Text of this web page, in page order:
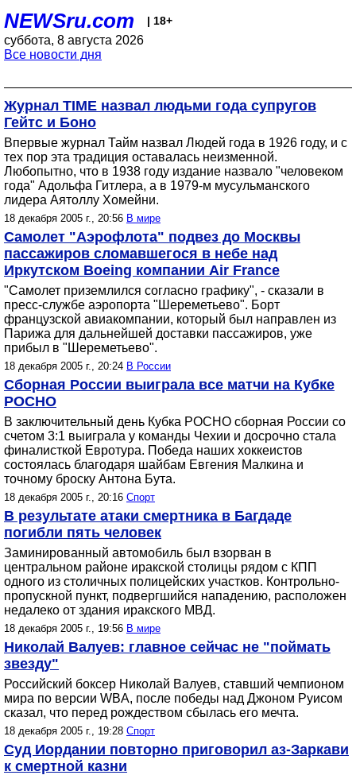
NEWSru.com | 18+
суббота, 8 августа 2026
Все новости дня
Журнал TIME назвал людьми года супругов
Гейтс и Боно
Впервые журнал Тайм назвал Людей года в 1926 году, и с
тех пор эта традиция оставалась неизменной.
Любопытно, что в 1938 году издание назвало "человеком
года" Адольфа Гитлера, а в 1979-м мусульманского
лидера Аятоллу Хомейни.
18 декабря 2005 г., 20:56 В мире
Самолет "Аэрофлота" подвез до Москвы
пассажиров сломавшегося в небе над
Иркутском Boeing компании Air France
"Самолет приземлился согласно графику", - сказали в
пресс-службе аэропорта "Шереметьево". Борт
французской авиакомпании, который был направлен из
Парижа для дальнейшей доставки пассажиров, уже
прибыл в "Шереметьево".
18 декабря 2005 г., 20:24 В России
Сборная России выиграла все матчи на Кубке
РОСНО
В заключительный день Кубка РОСНО сборная России со
счетом 3:1 выиграла у команды Чехии и досрочно стала
финалисткой Евротура. Победа наших хоккеистов
состоялась благодаря шайбам Евгения Малкина и
точному броску Антона Бута.
18 декабря 2005 г., 20:16 Спорт
В результате атаки смертника в Багдаде
погибли пять человек
Заминированный автомобиль был взорван в
центральном районе иракской столицы рядом с КПП
одного из столичных полицейских участков. Контрольно-
пропускной пункт, подвергшийся нападению, расположен
недалеко от здания иракского МВД.
18 декабря 2005 г., 19:56 В мире
Николай Валуев: главное сейчас не "поймать
звезду"
Российский боксер Николай Валуев, ставший чемпионом
мира по версии WBA, после победы над Джоном Руисом
сказал, что перед рождеством сбылась его мечта.
18 декабря 2005 г., 19:28 Спорт
Суд Иордании повторно приговорил аз-Заркави
к смертной казни